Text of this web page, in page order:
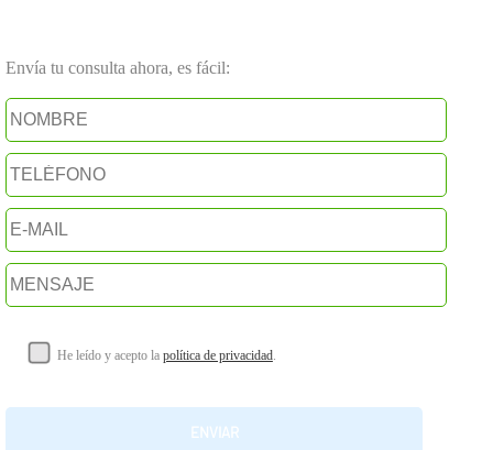
Envía tu consulta ahora, es fácil:
He leído y acepto la política de privacidad.